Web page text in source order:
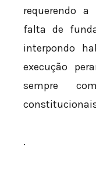
requerendo
falta de
interpondo
execução
sempre
.